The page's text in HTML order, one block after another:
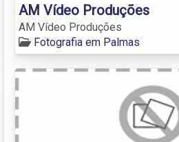
AM Vídeo Produções
AM Vídeo Produções
Fotografia em Palmas